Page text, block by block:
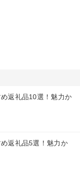
返礼品10選！魅力か
返礼品5選！魅力か